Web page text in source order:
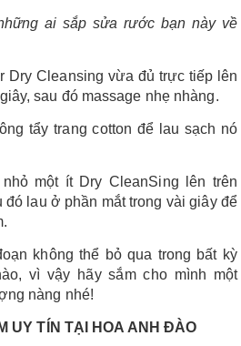
ai sắp sửa rước bạn này về
Dry Cleansing vừa đủ trực tiếp lên
sau đó massage nhẹ nhàng.
tẩy trang cotton để lau sạch nó
một ít Dry CleanSing lên trên
đó lau ở phần mắt trong vài giây để
không thể bỏ qua trong bất kỳ
vì vậy hãy sắm cho mình một
nàng nhé!
UY TÍN TẠI HOA ANH ĐÀO